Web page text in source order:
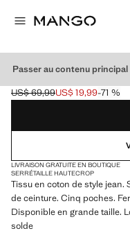
Passer au contenu principal
JEAN CLAUDIA SLIM
Prix initial barré [US$ 69,99 ]
US$ 69,99
Prix actuel [US$ 19,99 ]
US$ 19,99-71 %
Choisissez une couleur
LIVRAISON GRATUITE EN BOUTIQUE
SERRÉTAILLE HAUTECROP
Tissu en coton de style jean.
de ceinture. Cinq poches.
Disponible en grande taille.
solde